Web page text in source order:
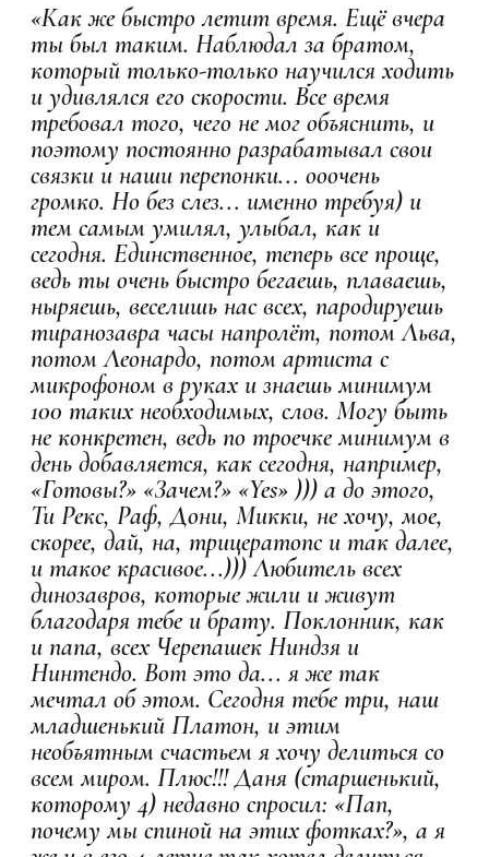
«Как же быстро летит время. Ещё вчера
ты был таким. Наблюдал за братом,
который только-только научился ходить
и удивлялся его скорости. Все время
требовал того, чего не мог объяснить, и
поэтому постоянно разрабатывал свои
связки и наши перепонки... ооочень
громко. Но без слез... именно требуя) и
тем самым умилял, улыбал, как и
сегодня. Единственное, теперь все проще,
ведь ты очень быстро бегаешь, плаваешь,
ныряешь, веселишь нас всех, пародируешь
тиранозавра часы напролёт, потом Льва,
потом Леонардо, потом артиста с
микрофоном в руках и знаешь минимум
100 таких необходимых, слов. Могу быть
не конкретен, ведь по троечке минимум в
день добавляется, как сегодня, например,
«Готовы?» «Зачем?» «Yes» ))) а до этого,
Ти Рекс, Раф, Дони, Микки, не хочу, мое,
скорее, дай, на, трицератопс и так далее,
и такое красивое...))) Любитель всех
динозавров, которые жили и живут
благодаря тебе и брату. Поклонник, как
и папа, всех Черепашек Ниндзя и
Нинтендо. Вот это да... я же так
мечтал об этом. Сегодня тебе три, наш
младшенький Платон, и этим
необъятным счастьем я хочу делиться со
всем миром. Плюс!!! Даня (старшенький,
которому 4) недавно спросил: «Пап,
почему мы спиной на этих фотках?», а я